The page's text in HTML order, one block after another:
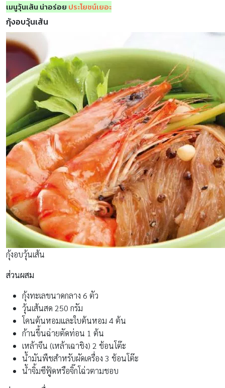
เมนูวุ้นเส้น น่าอร่อย ประโยชน์เยอะ
กุ้งอบวุ้นเส้น
กุ้งอบวุ้นเส้น
ส่วนผสม
กุ้งทะเลขนาดกลาง 6 ตัว
วุ้นเส้นสด 250 กรัม
โคนต้นหอมและใบต้นหอม 4 ต้น
ก้านขึ้นฉ่ายตัดท่อน 1 ต้น
เหล้าจีน (เหล้าเฉาชิง) 2 ช้อนโต๊ะ
น้ำมันพืชสำหรับผัดเครื่อง 3 ช้อนโต๊ะ
น้ำจิ้มซีฟู้ดหรือจิ๊กโฉ่วตามชอบ